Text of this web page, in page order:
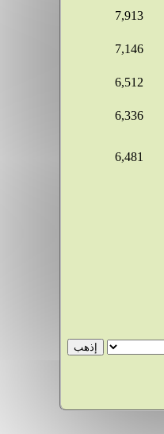
7,913
7,146
6,512
6,336
6,481